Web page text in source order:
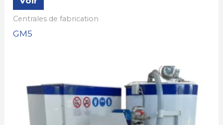
Centrales de fabrication
GM5